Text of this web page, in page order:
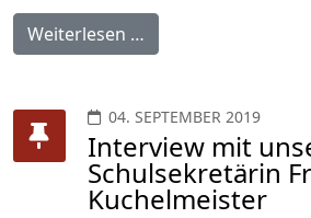
Weiterlesen …
04. SEPTEMBER 2019
Interview mit
Schulsekretärin
Kuchelmeister